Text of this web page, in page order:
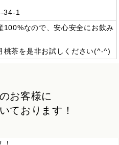
34-1
100%なので、安心安全にお飲み
桃茶を是非お試しください(^-^)
お客様に
ております！